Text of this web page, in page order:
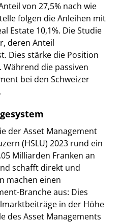
von 27,5% nach wie
folgen die Anleihen mit
Estate 10,1%. Die Studie
deren Anteil
Dies stärke die Position
die passiven
bei den Schweizer
der Asset Management
(HSLU) 2023 rund ein
Milliarden Franken an
schafft direkt und
machen einen
Branche aus: Dies
in der Höhe
des Asset Managements